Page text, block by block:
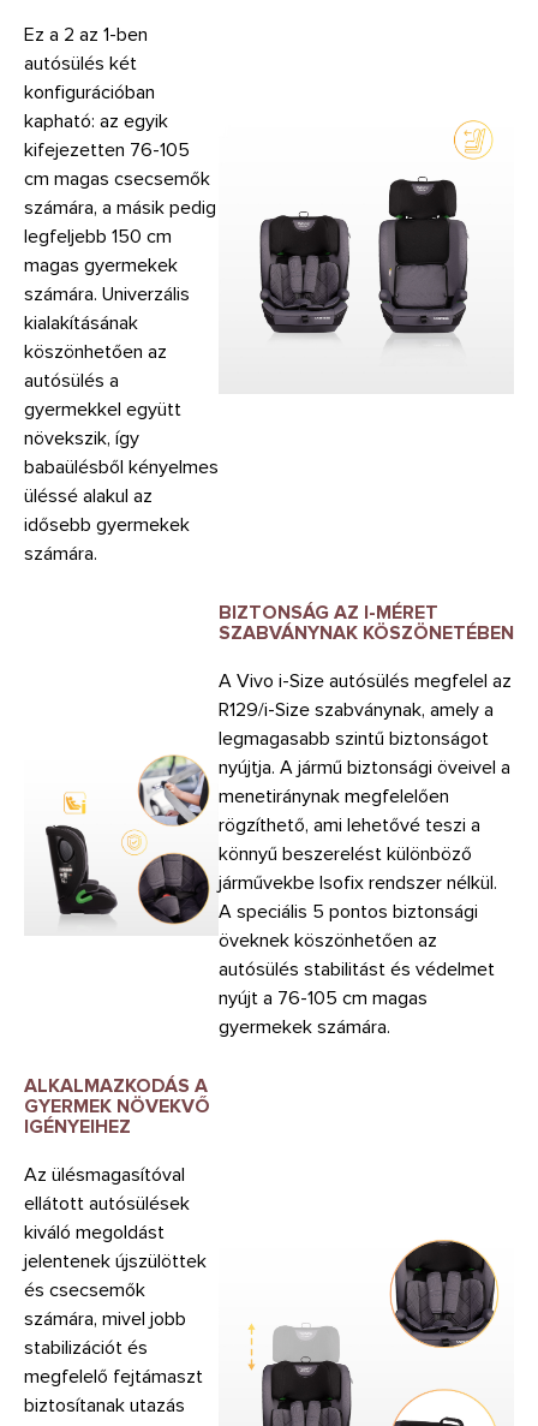
Ez a 2 az 1-ben
autósülés két
konfigurációban
kapható: az egyik
kifejezetten 76-105
cm magas csecsemők
számára, a másik pedig
legfeljebb 150 cm
magas gyermekek
számára. Univerzális
kialakításának
köszönhetően az
autósülés a
gyermekkel együtt
növekszik, így
babaülésből kényelmes
üléssé alakul az
idősebb gyermekek
számára.
BIZTONSÁG AZ I-MÉRET
SZABVÁNYNAK KÖSZÖNETÉBEN
A Vivo i-Size autósülés megfelel az
R129/i-Size szabványnak, amely a
legmagasabb szintű biztonságot
nyújtja. A jármű biztonsági öveivel a
menetiránynak megfelelően
rögzíthető, ami lehetővé teszi a
könnyű beszerelést különböző
járművekbe Isofix rendszer nélkül.
A speciális 5 pontos biztonsági
öveknek köszönhetően az
autósülés stabilitást és védelmet
nyújt a 76-105 cm magas
gyermekek számára.
ALKALMAZKODÁS A
GYERMEK NÖVEKVŐ
IGÉNYEIHEZ
Az ülésmagasítóval
ellátott autósülések
kiváló megoldást
jelentenek újszülöttek
és csecsemők
számára, mivel jobb
stabilizációt és
megfelelő fejtámaszt
biztosítanak utazás